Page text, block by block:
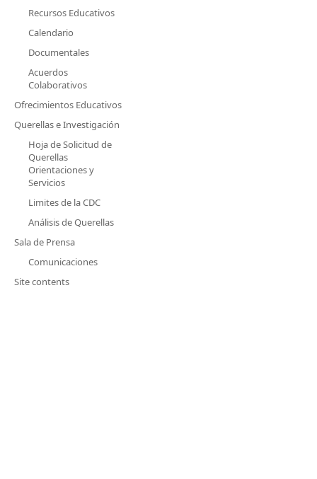
Recursos Educativos
Calendario
Documentales
Acuerdos
Colaborativos
Ofrecimientos Educativos
Querellas e Investigación
Hoja de Solicitud de
Querellas
Orientaciones y
Servicios
Limites de la CDC
Análisis de Querellas
Sala de Prensa
Comunicaciones
Site contents